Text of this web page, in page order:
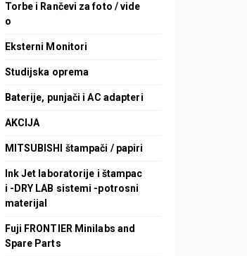
Torbe i Rančevi za foto / vide
o
Eksterni Monitori
Studijska oprema
Baterije, punjači i AC adapteri
AKCIJA
MITSUBISHI štampači / papiri
Ink Jet laboratorije i štampac
i -DRY LAB sistemi -potrosni
materijal
Fuji FRONTIER Minilabs and
Spare Parts